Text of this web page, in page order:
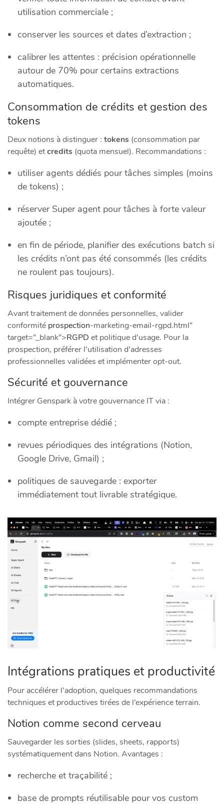
utilisation commerciale ;
conserver les sources et dates d’extraction ;
calibrer les attentes : précision opérationnelle
autour de 70% pour certains extractions
automatiques.
Consommation de crédits et gestion des
tokens
Deux notions à distinguer : tokens (consommation par
requête) etcredits (quota mensuel). Recommandations :
utiliser agents dédiés pour tâches simples (moins
de tokens) ;
réserver Super agent pour tâches à forte valeur
ajoutée ;
en fin de période, planifier des exécutions batch si
les crédits n’ont pas été consommés (les crédits
ne roulent pas toujours).
Risques juridiques et conformité
Avant traitement de données personnelles, valider
conformité prospection-marketing-email-rgpd.html”
target=”_blank”>RGPD et politique d’usage. Pour la
prospection, préférer l’utilisation d’adresses
professionnelles validées et implémenter opt‑out.
Sécurité et gouvernance
Intégrer Genspark à votre gouvernance IT via :
compte entreprise dédié ;
revues périodiques des intégrations (Notion,
Google Drive, Gmail) ;
politiques de sauvegarde : exporter
immédiatement tout livrable stratégique.
Intégrations pratiques et productivité
Pour accélérer l’adoption, quelques recommandations
techniques et productives tirées de l’expérience terrain.
Notion comme second cerveau
Sauvegarder les sorties (slides, sheets, rapports)
systématiquement dans Notion. Avantages :
recherche et traçabilité ;
base de prompts réutilisable pour vos custom